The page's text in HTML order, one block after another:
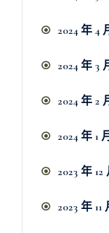
2024 年 4
2024 年 3
2024 年 2
2024 年 1 月
2023 年 12
2023 年 11